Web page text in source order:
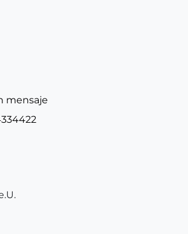
mensaje